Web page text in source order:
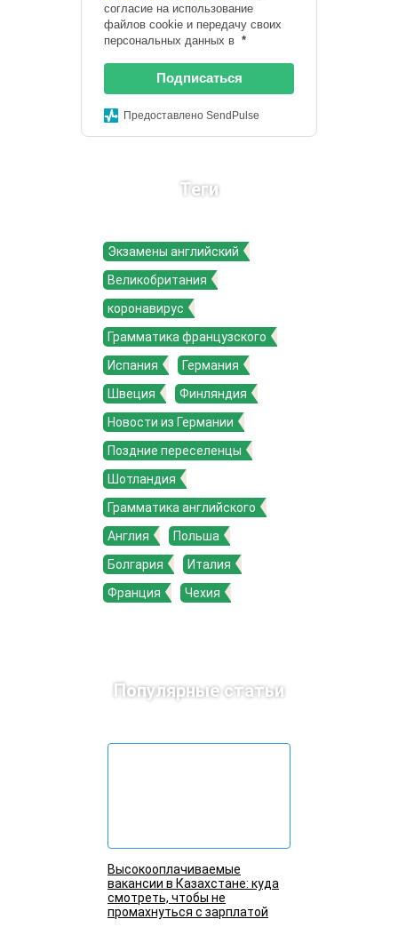
согласие на использование
файлов cookie и передачу своих
персональных данных в *
Подписаться
Предоставлено SendPulse
Теги
Экзамены английский
Великобритания
коронавирус
Грамматика французского
Испания
Германия
Швеция
Финляндия
Новости из Германии
Поздние переселенцы
Шотландия
Грамматика английского
Англия
Польша
Болгария
Италия
Франция
Чехия
Популярные статьи
Высокооплачиваемые
вакансии в Казахстане: куда
смотреть, чтобы не
промахнуться с зарплатой